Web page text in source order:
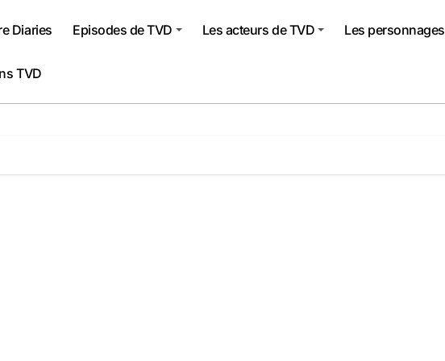
Diaries Episodes de TVD Les acteurs de TVD Les personnages
TVD